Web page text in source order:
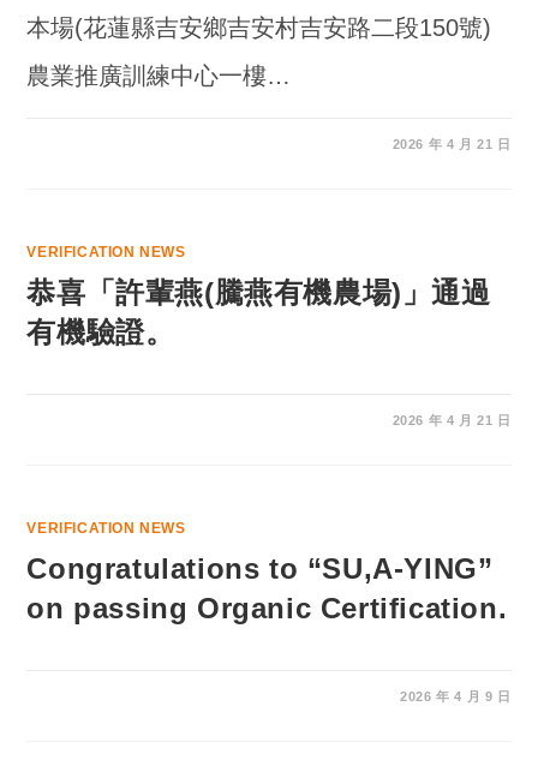
本場(花蓮縣吉安鄉吉安村吉安路二段150號)
農業推廣訓練中心一樓…
2026 年 4 月 21 日
VERIFICATION NEWS
恭喜「許輩燕(騰燕有機農場)」通過
有機驗證。
2026 年 4 月 21 日
VERIFICATION NEWS
Congratulations to “SU,A-YING”
on passing Organic Certification.
2026 年 4 月 9 日